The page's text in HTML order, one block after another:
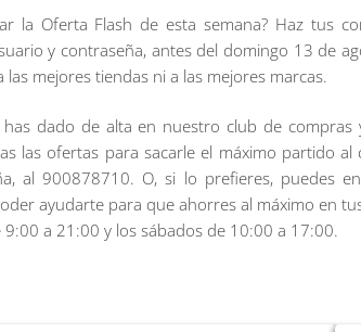
la Oferta Flash de esta semana? Haz tus
y contraseña, antes del domingo 13 de
mejores tiendas ni a las mejores marcas.
dado de alta en nuestro club de
las ofertas para sacarle el máximo partido
al 900878710. O, si lo prefieres, puedes
ayudarte para que ahorres al máximo en
9:00 a 21:00 y los sábados de 10:00 a 17:00.